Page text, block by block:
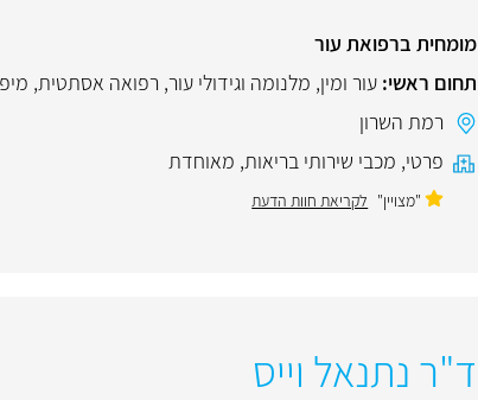
מומחית ברפואת עור
תחום ראשי: עור ומין, מלנומה וגידולי עור, רפואה אסתטית,
רמת השרון
פרטי, מכבי שירותי בריאות, מאוחדת
"מצויין" לקריאת חוות הדעת
ד"ר נתנאל וייס